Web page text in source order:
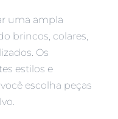
uma ampla
brincos, colares,
Os
estilos e
escolha peças